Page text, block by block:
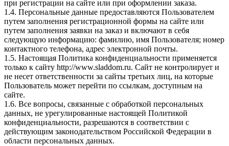
при регистрации на сайте или при оформлении заказа.
1.4. Персональные данные предоставляются Пользователем
путем заполнения регистрационной формы на сайте или
путем заполнения заявки на заказ и включают в себя
следующую информацию: фамилию, имя Пользователя; номер
контактного телефона, адрес электронной почты.
1.5. Настоящая Политика конфиденциальности применяется
только к сайту http://www.sladdom.ru. Сайт не контролирует и
не несет ответственности за сайты третьих лиц, на которые
Пользователь может перейти по ссылкам, доступным на
сайте.
1.6. Все вопросы, связанные с обработкой персональных
данных, не урегулированные настоящей Политикой
конфиденциальности, разрешаются в соответствии с
действующим законодательством Российской Федерации в
области персональных данных.